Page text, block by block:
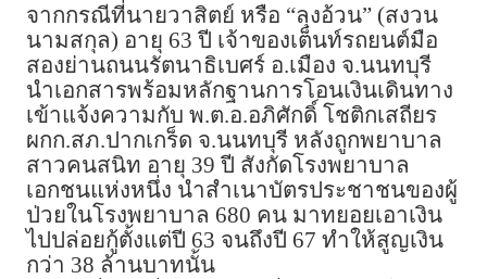
จากกรณีที่นายวาสิตย์ หรือ “ลุงอ้วน” (สงวน
นามสกุล) อายุ 63 ปี เจ้าของเต็นท์รถยนต์มือ
สองย่านถนนรัตนาธิเบศร์ อ.เมือง จ.นนทบุรี
นำเอกสารพร้อมหลักฐานการโอนเงินเดินทาง
เข้าแจ้งความกับ พ.ต.อ.อภิศักดิ์ โชติกเสถียร
ผกก.สภ.ปากเกร็ด จ.นนทบุรี หลังถูกพยาบาล
สาวคนสนิท อายุ 39 ปี สังกัดโรงพยาบาล
เอกชนแห่งหนึ่ง นำสำเนาบัตรประชาชนของผู้
ป่วยในโรงพยาบาล 680 คน มาทยอยเอาเงิน
ไปปล่อยกู้ตั้งแต่ปี 63 จนถึงปี 67 ทำให้สูญเงิน
กว่า 38 ล้านบาทนั้น